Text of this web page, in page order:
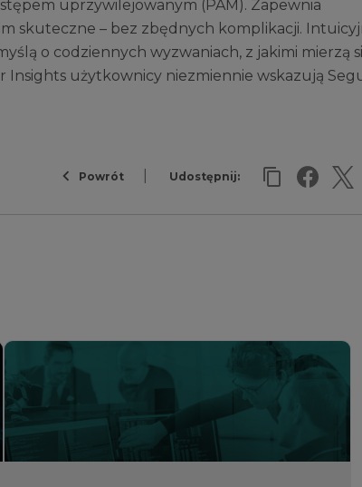
uprzywilejowanym (PAM). Zapewnia
skuteczne – bez zbędnych komplikacji.
o codziennych wyzwaniach, z jakimi mierzą
Insights użytkownicy niezmiennie wskazują
Powrót Udostępnij: